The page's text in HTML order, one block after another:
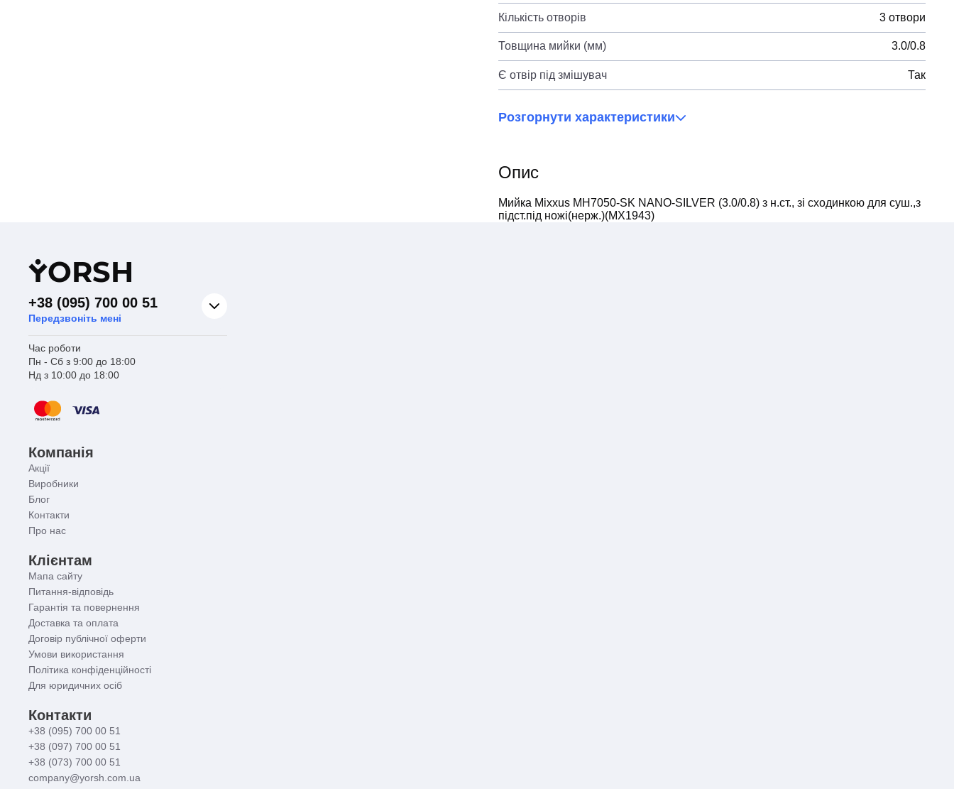
Кількість отворів 3 отвори
Товщина мийки (мм) 3.0/0.8
Є отвір під змішувач Так
Розгорнути характеристики
Опис
Мийка Mixxus MH7050-SK NANO-SILVER (3.0/0.8) з н.ст., зі сходинкою для суш.,з
підст.під ножі(нерж.)(MX1943)
YORSH
+38 (095) 700 00 51
Передзвоніть мені
Час роботи
Пн - Сб з 9:00 до 18:00
Нд з 10:00 до 18:00
Компанія
Акції
Виробники
Блог
Контакти
Про нас
Клієнтам
Мапа сайту
Питання-відповідь
Гарантія та повернення
Доставка та оплата
Договір публічної оферти
Умови використання
Політика конфіденційності
Для юридичних осіб
Контакти
+38 (095) 700 00 51
+38 (097) 700 00 51
+38 (073) 700 00 51
company@yorsh.com.ua